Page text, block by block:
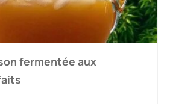
fermentée aux